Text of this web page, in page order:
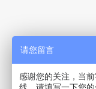
请您留言
感谢您的关注，当